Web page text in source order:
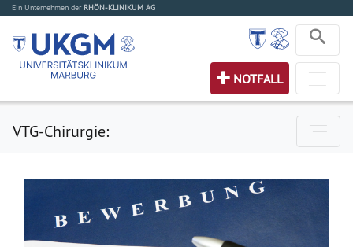
Ein Unternehmen der RHÖN-KLINIKUM AG
NOTFALL
VTG-Chirurgie: